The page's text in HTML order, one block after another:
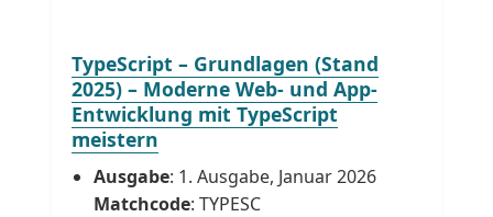
TypeScript – Grundlagen (Stand
2025) – Moderne Web- und App-
Entwicklung mit TypeScript
meistern
Ausgabe: 1. Ausgabe, Januar 2026
Matchcode: TYPESC